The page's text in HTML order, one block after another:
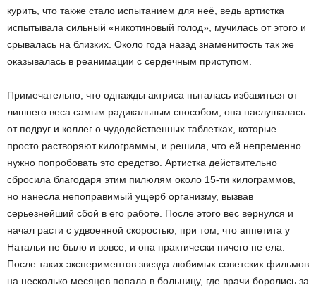
курить, что также стало испытанием для неё, ведь артистка
испытывала сильный «никотиновый голод», мучилась от этого и
срывалась на близких. Около года назад знаменитость так же
оказывалась в реанимации с сердечным приступом.
Примечательно, что однажды актриса пыталась избавиться от
лишнего веса самым радикальным способом, она наслушалась
от подруг и коллег о чудодейственных таблетках, которые
просто растворяют килограммы, и решила, что ей непременно
нужно попробовать это средство. Артистка действительно
сбросила благодаря этим пилюлям около 15-ти килограммов,
но нанесла непоправимый ущерб организму, вызвав
серьезнейший сбой в его работе. После этого вес вернулся и
начал расти с удвоенной скоростью, при том, что аппетита у
Натальи не было и вовсе, и она практически ничего не ела.
После таких экспериментов звезда любимых советских фильмов
на несколько месяцев попала в больницу, где врачи боролись за